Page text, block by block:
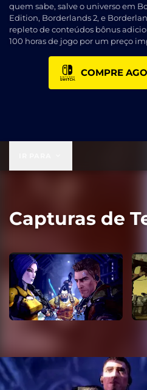
quem sabe, salve o universo em
Edition, Borderlands 2, e
repleto de conteúdos bônus
100 horas de jogo por um preço
COMPRE
Capturas de